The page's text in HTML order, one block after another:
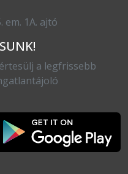
em. 1A. ajtó
a legfrissebb